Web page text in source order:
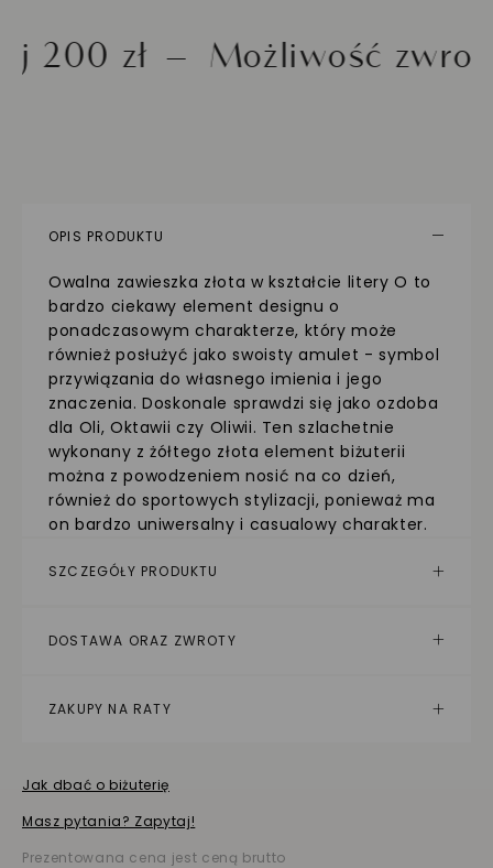
zł Możliwość zwrotu do
OPIS PRODUKTU
Owalna zawieszka złota w kształcie litery O to
bardzo ciekawy element designu o
ponadczasowym charakterze, który może
również posłużyć jako swoisty amulet - symbol
przywiązania do własnego imienia i jego
znaczenia. Doskonale sprawdzi się jako ozdoba
dla Oli, Oktawii czy Oliwii. Ten szlachetnie
wykonany z żółtego złota element biżuterii
można z powodzeniem nosić na co dzień,
również do sportowych stylizacji, ponieważ ma
on bardzo uniwersalny i casualowy charakter.
SZCZEGÓŁY PRODUKTU
DOSTAWA ORAZ ZWROTY
ZAKUPY NA RATY
Jak dbać o biżuterię
Masz pytania? Zapytaj!
Prezentowana cena jest ceną brutto